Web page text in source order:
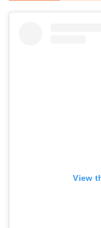
View